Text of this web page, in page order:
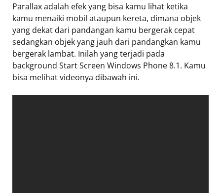
Parallax adalah efek yang bisa kamu lihat ketika
kamu menaiki mobil ataupun kereta, dimana objek
yang dekat dari pandangan kamu bergerak cepat
sedangkan objek yang jauh dari pandangkan kamu
bergerak lambat. Inilah yang terjadi pada
background Start Screen Windows Phone 8.1. Kamu
bisa melihat videonya dibawah ini.